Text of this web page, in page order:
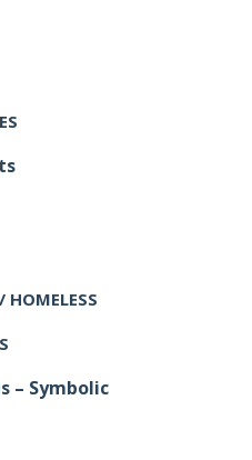
– Symbolic